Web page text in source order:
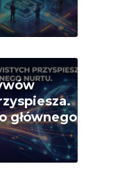
głównego